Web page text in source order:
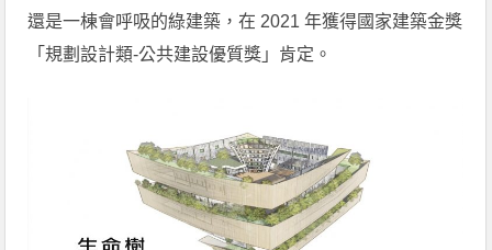
還是一棟會呼吸的綠建築，在 2021 年獲得國家建築金獎
「規劃設計類-公共建設優質獎」肯定。